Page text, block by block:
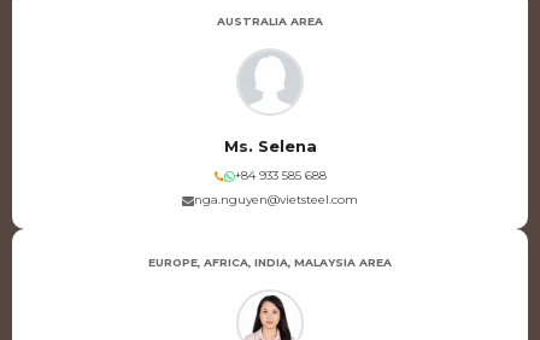
AUSTRALIA AREA
Ms. Selena
+84 933 585 688
nga.nguyen@vietsteel.com
EUROPE, AFRICA, INDIA, MALAYSIA AREA